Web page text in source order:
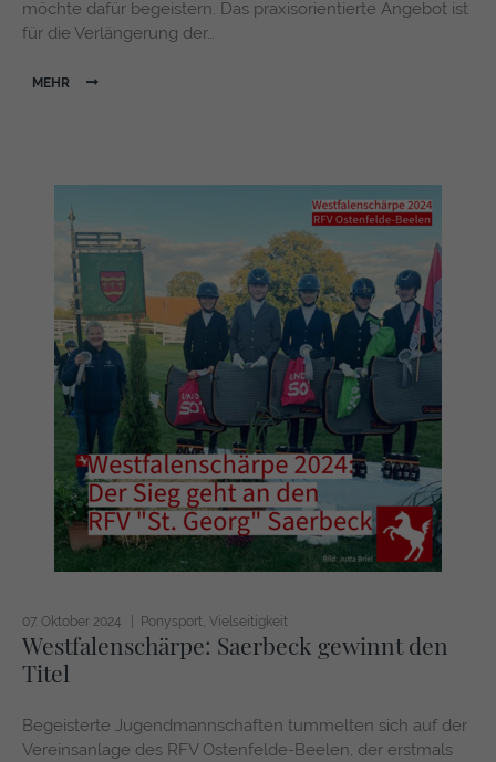
möchte dafür begeistern. Das praxisorientierte Angebot ist
für die Verlängerung der…
MEHR
07. Oktober 2024 Ponysport Vielseitigkeit
Westfalenschärpe: Saerbeck gewinnt den
Titel
Begeisterte Jugendmannschaften tummelten sich auf der
Vereinsanlage des RFV Ostenfelde-Beelen, der erstmals